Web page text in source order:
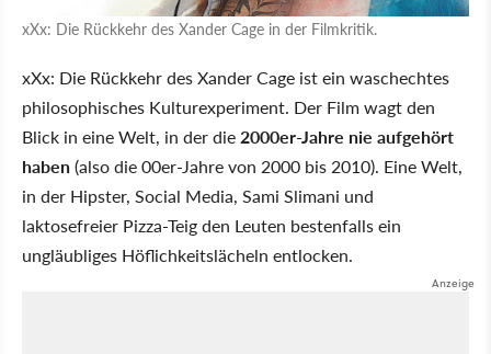
xXx: Die Rückkehr des Xander Cage in der Filmkritik.
xXx: Die Rückkehr des Xander Cage ist ein waschechtes
philosophisches Kulturexperiment. Der Film wagt den
Blick in eine Welt, in der die2000er-Jahre nie aufgehört
haben(also die 00er-Jahre von 2000 bis 2010). Eine Welt,
in der Hipster, Social Media, Sami Slimani und
laktosefreier Pizza-Teig den Leuten bestenfalls ein
ungläubliges Höflichkeitslächeln entlocken.